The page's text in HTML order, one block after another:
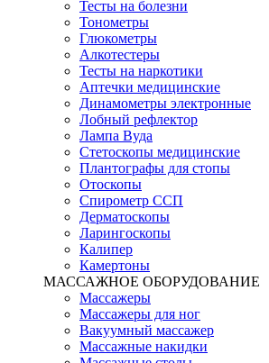
Тесты на болезни
Тонометры
Глюкометры
Алкотестеры
Тесты на наркотики
Аптечки медицинские
Динамометры электронные
Лобный рефлектор
Лампа Вуда
Стетоскопы медицинские
Плантографы для стопы
Отоскопы
Спирометр ССП
Дерматоскопы
Ларингоскопы
Калипер
Камертоны
МАССАЖНОЕ ОБОРУДОВАНИЕ
Массажеры
Массажеры для ног
Вакуумный массажер
Массажные накидки